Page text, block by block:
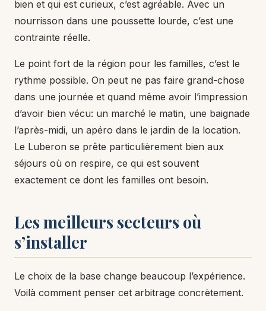
bien et qui est curieux, c’est agréable. Avec un
nourrisson dans une poussette lourde, c’est une
contrainte réelle.
Le point fort de la région pour les familles, c’est le
rythme possible. On peut ne pas faire grand-chose
dans une journée et quand même avoir l’impression
d’avoir bien vécu: un marché le matin, une baignade
l’après-midi, un apéro dans le jardin de la location.
Le Luberon se prête particulièrement bien aux
séjours où on respire, ce qui est souvent
exactement ce dont les familles ont besoin.
Les meilleurs secteurs où
s’installer
Le choix de la base change beaucoup l’expérience.
Voilà comment penser cet arbitrage concrètement.